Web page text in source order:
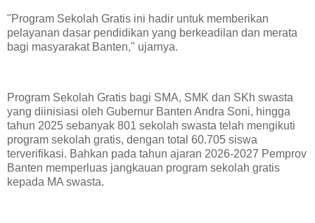
​"Program Sekolah Gratis ini hadir untuk memberikan
pelayanan dasar pendidikan yang berkeadilan dan merata
bagi masyarakat Banten," ujarnya.
Program Sekolah Gratis bagi SMA, SMK dan SKh swasta
yang diinisiasi oleh Gubernur Banten Andra Soni, hingga
tahun 2025 sebanyak 801 sekolah swasta telah mengikuti
program sekolah gratis, dengan total 60.705 siswa
terverifikasi. Bahkan pada tahun ajaran 2026-2027 Pemprov
Banten memperluas jangkauan program sekolah gratis
kepada MA swasta.